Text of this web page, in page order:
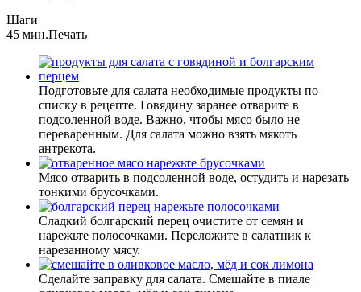
Шаги
45 мин.Печать
Подготовьте для салата необходимые продукты по
списку в рецепте. Говядину заранее отварите в
подсоленной воде. Важно, чтобы мясо было не
переваренным. Для салата можно взять мякоть
антрекота.
Мясо отварить в подсоленной воде, остудить и нарезать
тонкими брусочками.
Сладкий болгарский перец очистите от семян и
нарежьте полосочками. Переложите в салатник к
нарезанному мясу.
Сделайте заправку для салата. Смешайте в пиале